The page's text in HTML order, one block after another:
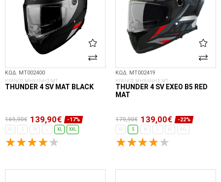
ΚΩΔ. MT002400
ΚΡΑΝΟΣ ΜΗΧΑΝΗΣ MT
THUNDER 4 SV MAT BLACK
169,90€ 139,90€ -17%
XS S XL XXL
ΚΩΔ. MT002419
ΚΡΑΝΟΣ ΜΗΧΑΝΗΣ MT
THUNDER 4 SV EXEO B5 RED
MAT
179,90€ 139,00€ -22%
XS S XL XXL